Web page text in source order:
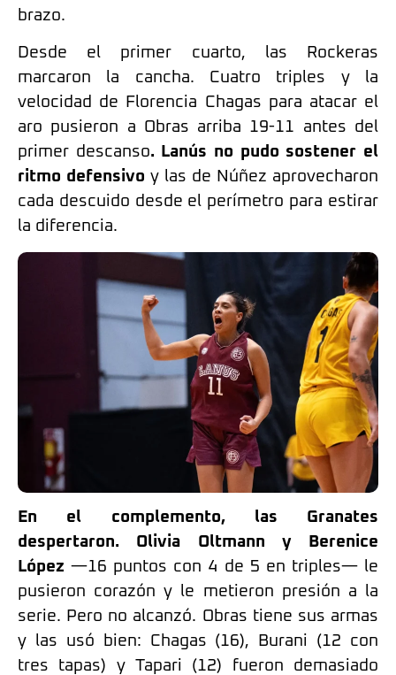
brazo.
Desde el primer cuarto, las Rockeras
marcaron la cancha. Cuatro triples y la
velocidad de Florencia Chagas para atacar el
aro pusieron a Obras arriba 19-11 antes del
primer descanso. Lanús no pudo sostener el
ritmo defensivo y las de Núñez aprovecharon
cada descuido desde el perímetro para estirar
la diferencia.
En el complemento, las Granates
despertaron.
Olivia Oltmann y Berenice
López —16 puntos con 4 de 5 en triples— le
pusieron corazón y le metieron presión a la
serie. Pero no alcanzó. Obras tiene sus armas
y las usó bien: Chagas (16), Burani (12 con
tres tapas) y Tapari (12) fueron demasiado